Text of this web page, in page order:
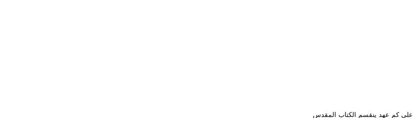
على كم عهد ينقسم الكتاب المقدس